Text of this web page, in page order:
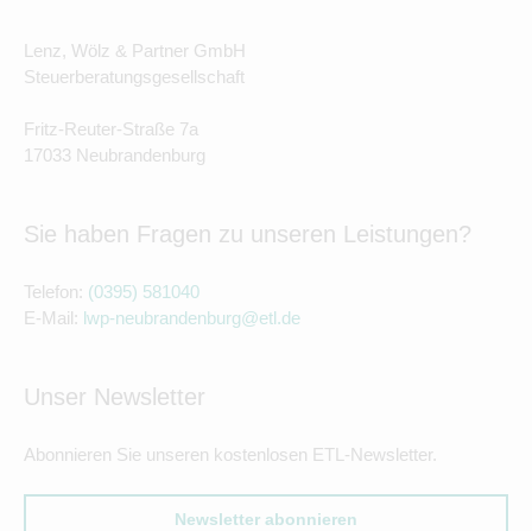
Lenz, Wölz & Partner GmbH
Steuerberatungsgesellschaft
Fritz-Reuter-Straße 7a
17033 Neubrandenburg
Sie haben Fragen zu unseren Leistungen?
Telefon: (0395) 581040
E-Mail: lwp-neubrandenburg@etl.de
Unser Newsletter
Abonnieren Sie unseren kostenlosen ETL-Newsletter.
Newsletter abonnieren